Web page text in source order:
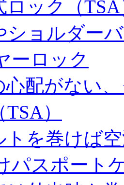
ロック（
ショルダー
ーロック
心配がない
）
トを巻けば
パスポート